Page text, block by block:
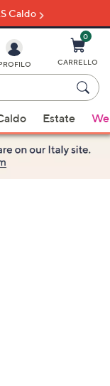
Caldo
0
CARRELLO
Estate